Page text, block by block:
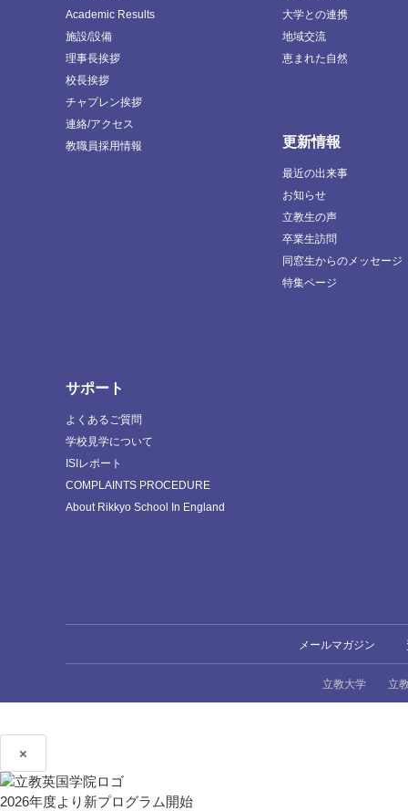
Academic Results
施設/設備
理事長挨拶
校長挨拶
チャプレン挨拶
連絡/アクセス
教職員採用情報
大学との連携
地域交流
恵まれた自然
更新情報
最近の出来事
お知らせ
立教生の声
卒業生訪問
同窓生からのメッセージ
特集ページ
サポート
よくあるご質問
学校見学について
ISIレポート
COMPLAINTS PROCEDURE
About Rikkyo School In England
メールマガジン
立教大学 立
×
2026年度より新プログラム開始